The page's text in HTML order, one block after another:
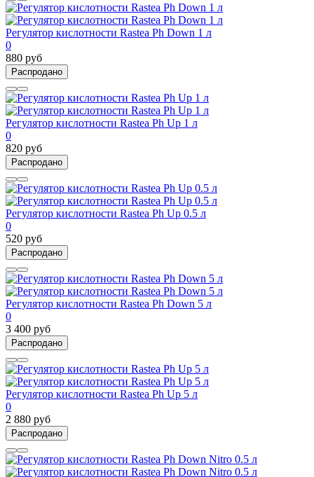
Регулятор кислотности Rastea Ph Down 1 л
0
880 руб
Распродано
Регулятор кислотности Rastea Ph Up 1 л
0
820 руб
Распродано
Регулятор кислотности Rastea Ph Up 0.5 л
0
520 руб
Распродано
Регулятор кислотности Rastea Ph Down 5 л
0
3 400 руб
Распродано
Регулятор кислотности Rastea Ph Up 5 л
0
2 880 руб
Распродано